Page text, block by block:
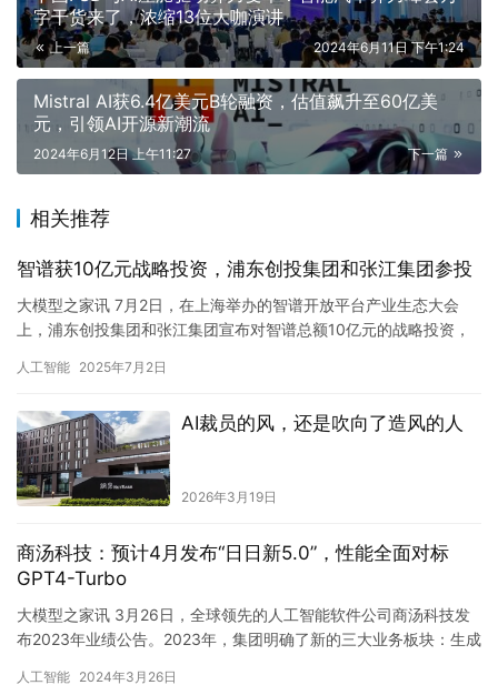
字干货来了，浓缩13位大咖演讲
上一篇 2024年6月11日 下午1:24
Mistral AI获6.4亿美元B轮融资，估值飙升至60亿美
元，引领AI开源新潮流
下一篇
2024年6月12日 上午11:27
相关推荐
智谱获10亿元战略投资，浦东创投集团和张江集团参投
大模型之家讯 7月2日，在上海举办的智谱开放平台产业生态大会
上，浦东创投集团和张江集团宣布对智谱总额10亿元的战略投资，
坚…
人工智能 2025年7月2日
AI裁员的风，还是吹向了造风的人
2026年3月19日
商汤科技：预计4月发布“日日新5.0”，性能全面对标
GPT4-Turbo
大模型之家讯 3月26日，全球领先的人工智能软件公司商汤科技发
布2023年业绩公告。2023年，集团明确了新的三大业务板块：生成
人工智能 2024年3月26日